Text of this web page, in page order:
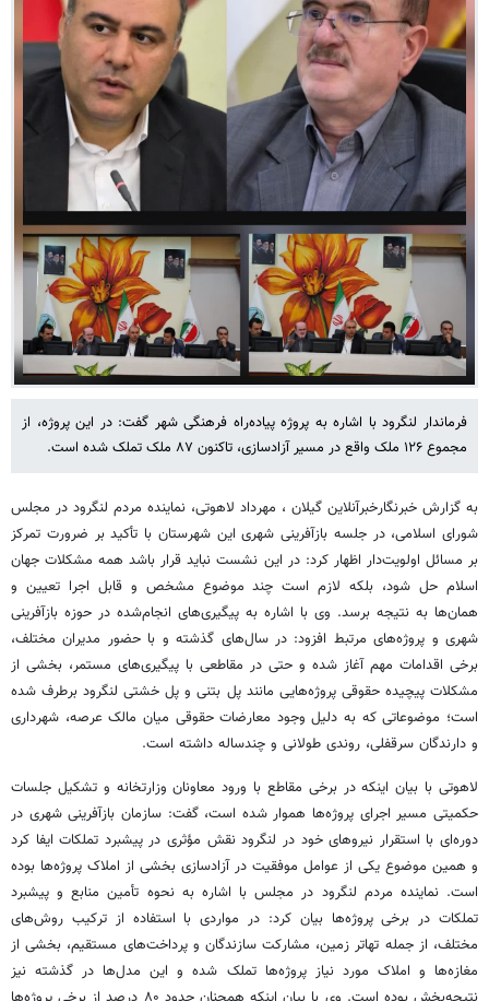
فرماندار لنگرود با اشاره به پروژه پیاده‌راه فرهنگی شهر گفت: در این پروژه، از
مجموع ۱۲۶ ملک واقع در مسیر آزادسازی، تاکنون ۸۷ ملک تملک شده است.
به گزارش خبرنگارخبرآنلاین گیلان ، مهرداد لاهوتی، نماینده مردم لنگرود در مجلس
شورای اسلامی، در جلسه بازآفرینی شهری این شهرستان با تأکید بر ضرورت تمرکز
بر مسائل اولویت‌دار اظهار کرد: در این نشست نباید قرار باشد همه مشکلات جهان
اسلام حل شود، بلکه لازم است چند موضوع مشخص و قابل اجرا تعیین و
همان‌ها به نتیجه برسد. وی با اشاره به پیگیری‌های انجام‌شده در حوزه بازآفرینی
شهری و پروژه‌های مرتبط افزود: در سال‌های گذشته و با حضور مدیران مختلف،
برخی اقدامات مهم آغاز شده و حتی در مقاطعی با پیگیری‌های مستمر، بخشی از
مشکلات پیچیده حقوقی پروژه‌هایی مانند پل بتنی و پل خشتی لنگرود برطرف شده
است؛ موضوعاتی که به دلیل وجود معارضات حقوقی میان مالک عرصه، شهرداری
و دارندگان سرقفلی، روندی طولانی و چندساله داشته است.
لاهوتی با بیان اینکه در برخی مقاطع با ورود معاونان وزارتخانه و تشکیل جلسات
حکمیتی مسیر اجرای پروژه‌ها هموار شده است، گفت: سازمان بازآفرینی شهری در
دوره‌ای با استقرار نیروهای خود در لنگرود نقش مؤثری در پیشبرد تملکات ایفا کرد
و همین موضوع یکی از عوامل موفقیت در آزادسازی بخشی از املاک پروژه‌ها بوده
است. نماینده مردم لنگرود در مجلس با اشاره به نحوه تأمین منابع و پیشبرد
تملکات در برخی پروژه‌ها بیان کرد: در مواردی با استفاده از ترکیب روش‌های
مختلف، از جمله تهاتر زمین، مشارکت سازندگان و پرداخت‌های مستقیم، بخشی از
مغازه‌ها و املاک مورد نیاز پروژه‌ها تملک شده و این مدل‌ها در گذشته نیز